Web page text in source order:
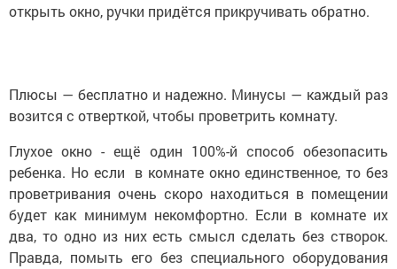
открыть окно, ручки придётся прикручивать обратно.
Плюсы — бесплатно и надежно. Минусы — каждый раз
возится с отверткой, чтобы проветрить комнату.
Глухое окно - ещё один 100%-й способ обезопасить
ребенка. Но если в комнате окно единственное, то без
проветривания очень скоро находиться в помещении
будет как минимум некомфортно. Если в комнате их
два, то одно из них есть смысл сделать без створок.
Правда, помыть его без специального оборудования